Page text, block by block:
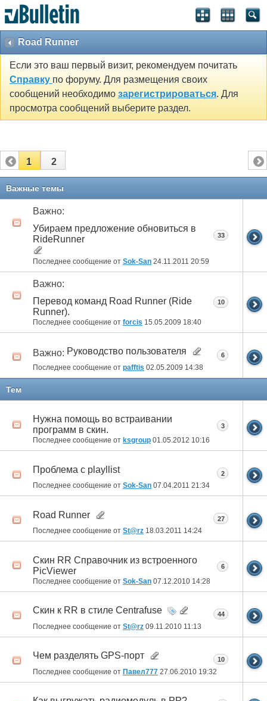
Road Runner
Если это ваш первый визит, рекомендуем почитать
Справку по форуму. Для размещения своих
сообщений необходимо зарегистрироваться. Для
просмотра сообщений выберите раздел.
1 2
Важные темы
Важно:
Убираем предложение обновиться в
RideRunner
Последнее сообщение от Sok-San 24.11.2011 20:59
33
Важно:
Перевод команд Road Runner (Ride
Runner).
Последнее сообщение от forcis 15.05.2009 18:40
10
Важно: Руководство пользователя
Последнее сообщение от pafftis 02.05.2009 14:38
6
Тем
Нужна помощь во встраивании
программ в скин.
Последнее сообщение от ksgroup 01.05.2012 10:16
3
Проблема с playllist
Последнее сообщение от Sok-San 07.04.2011 21:34
2
Road Runner
Последнее сообщение от St@rz 18.03.2011 14:24
27
Скин RR Справочник из встроенного
PicViewer
Последнее сообщение от Sok-San 07.12.2010 14:28
6
Скин к RR в стиле Centrafuse
Последнее сообщение от St@rz 09.11.2010 11:13
44
Чем разделять GPS-порт
Последнее сообщение от Павел777 27.06.2010 19:32
10